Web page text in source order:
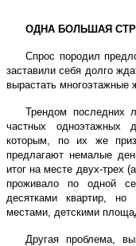
ОДНА БОЛЬШАЯ
Спрос породил
заставили себя долго
вырастать
Трендом последних
частных одноэтажных
которым, по их же
предлагают немалые
итог на месте двух-трех
проживало по одной
десятками квартир, но
местами, детскими
Другая проблема,